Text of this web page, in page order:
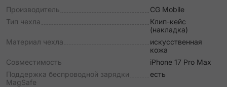
Производитель
CG Mobile
Тип чехла
Клип-кейс
(накладка)
Материал чехла
искусственная
кожа
Совместимость
iPhone 17 Pro Max
Поддержка беспроводной зарядки
MagSafe
есть